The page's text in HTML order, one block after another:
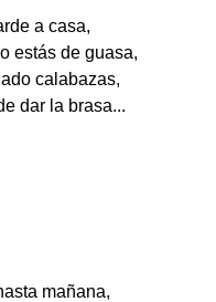
a casa,
estás de guasa,
calabazas,
dar la brasa...
mañana,